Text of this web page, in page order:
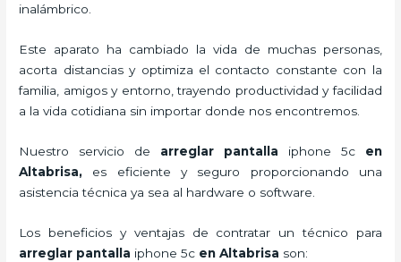
inalámbrico.
Este aparato ha cambiado la vida de muchas personas,
acorta distancias y optimiza el contacto constante con la
familia, amigos y entorno, trayendo productividad y facilidad
a la vida cotidiana sin importar donde nos encontremos.
Nuestro servicio de arreglar pantalla iphone 5c en
Altabrisa, es eficiente y seguro proporcionando una
asistencia técnica ya sea al hardware o software.
Los beneficios y ventajas de contratar un técnico para
arreglar pantalla iphone 5c en Altabrisa son: